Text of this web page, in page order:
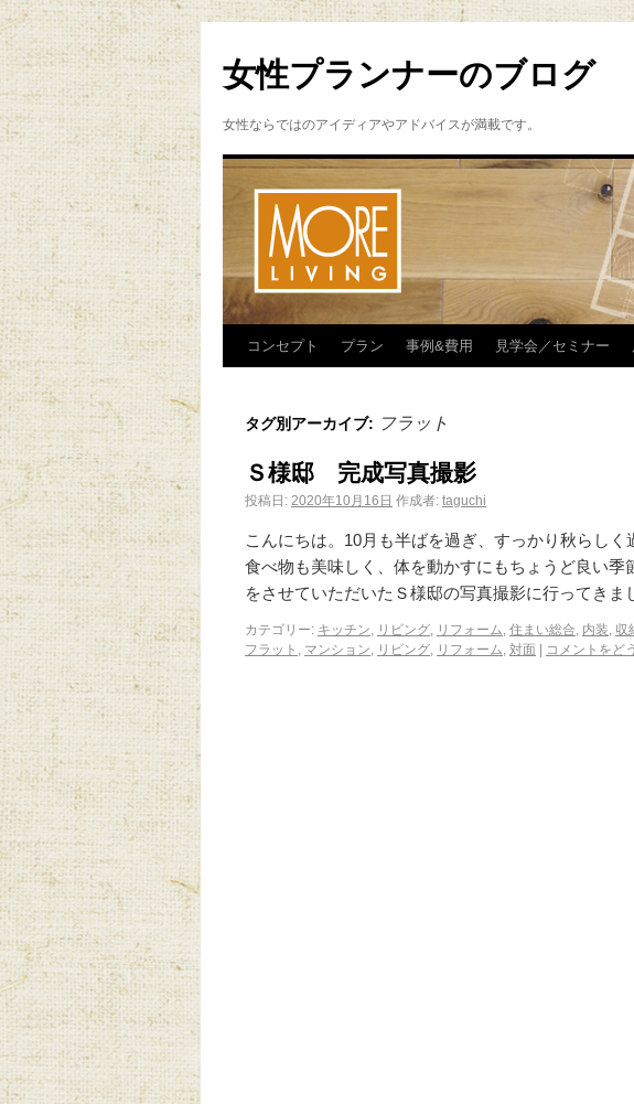
女性プランナーのブログ
女性ならではのアイディアやアドバイスが満載です。
コンセプト プラン 事例&費用 見学会／セミナー
タグ別アーカイブ: フラット
Ｓ様邸 完成写真撮影
投稿日: 2020年10月16日 作成者: taguchi
こんにちは。10月も半ばを過ぎ、すっかり秋ら
食べ物も美味しく、体を動かすにもちょうど良い
をさせていただいたＳ様邸の写真撮影に行ってきま
カテゴリー: キッチン, リビング, リフォーム, 住まい総合, 内装, 収
フラット , マンション, リビング, リフォーム, 対面 コメントをど